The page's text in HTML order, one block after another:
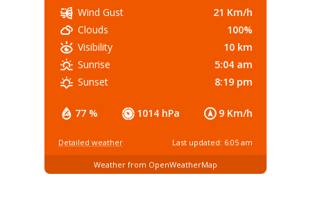
77 % 1014 hPa 9 Km/h
Wind Gust
21 Km/h
Clouds
100%
Visibility
10 km
Sunrise
5:04 am
Sunset
8:19 pm
Detailed weather Last updated: 6:05 am
Weather from OpenWeatherMap